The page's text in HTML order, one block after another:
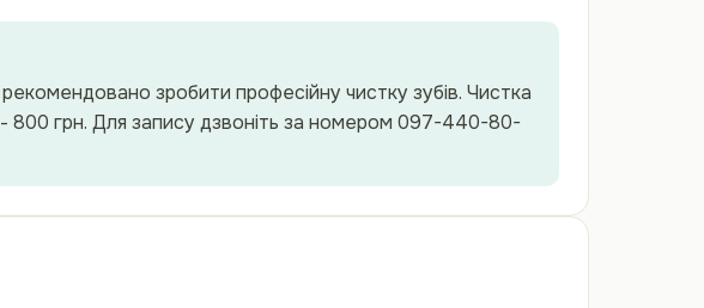
зробити професійну чистку зубів. Чистка
800 грн. Для запису дзвоніть за номером 097-440-80-